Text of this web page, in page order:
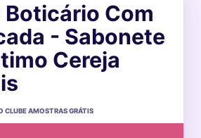
Boticário Com
- Sabonete
Cereja
CLUBE AMOSTRAS GRÁTIS